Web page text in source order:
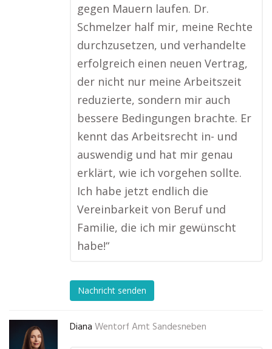
gegen Mauern laufen. Dr.
Schmelzer half mir, meine Rechte
durchzusetzen, und verhandelte
erfolgreich einen neuen Vertrag,
der nicht nur meine Arbeitszeit
reduzierte, sondern mir auch
bessere Bedingungen brachte. Er
kennt das Arbeitsrecht in- und
auswendig und hat mir genau
erklärt, wie ich vorgehen sollte.
Ich habe jetzt endlich die
Vereinbarkeit von Beruf und
Familie, die ich mir gewünscht
habe!“
Nachricht senden
Diana Wentorf Amt Sandesneben